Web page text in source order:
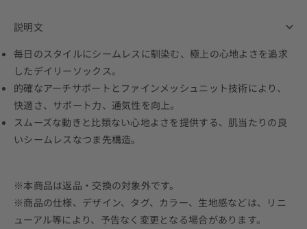
説明文
毎日のスタイルにシームレスに馴染む、極上の心地よさを追求
したデイリーソックス。
的確なアーチサポートとファインメッシュニット技術により、
快適さ、サポート力、通気性を向上。
スムーズな動きと比類ない心地よさを提供する、肌当たりの良
いシームレスなつま先構造。
※本商品は返品・交換の対象外です。
※商品の仕様、デザイン、タグ、カラー、生地感などは、リニ
ューアル等により、予告なく変更となる場合があります。